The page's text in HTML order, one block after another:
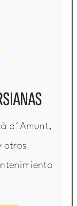
d´Amunt,
otros